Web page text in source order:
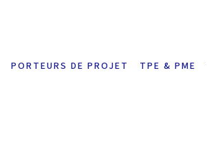
PORTEURS DE PROJET TPE & PME